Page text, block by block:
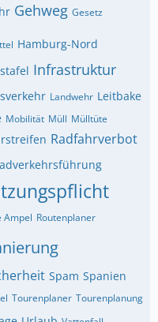
Gehweg Gesetz
Hamburg-Nord
Infrastruktur
Landwehr Leitbake
Mobilität Müll Mülltüte
Radfahrverbot
Ampel Routenplaner
Spam Spanien
Tourenplaner Tourenplanung